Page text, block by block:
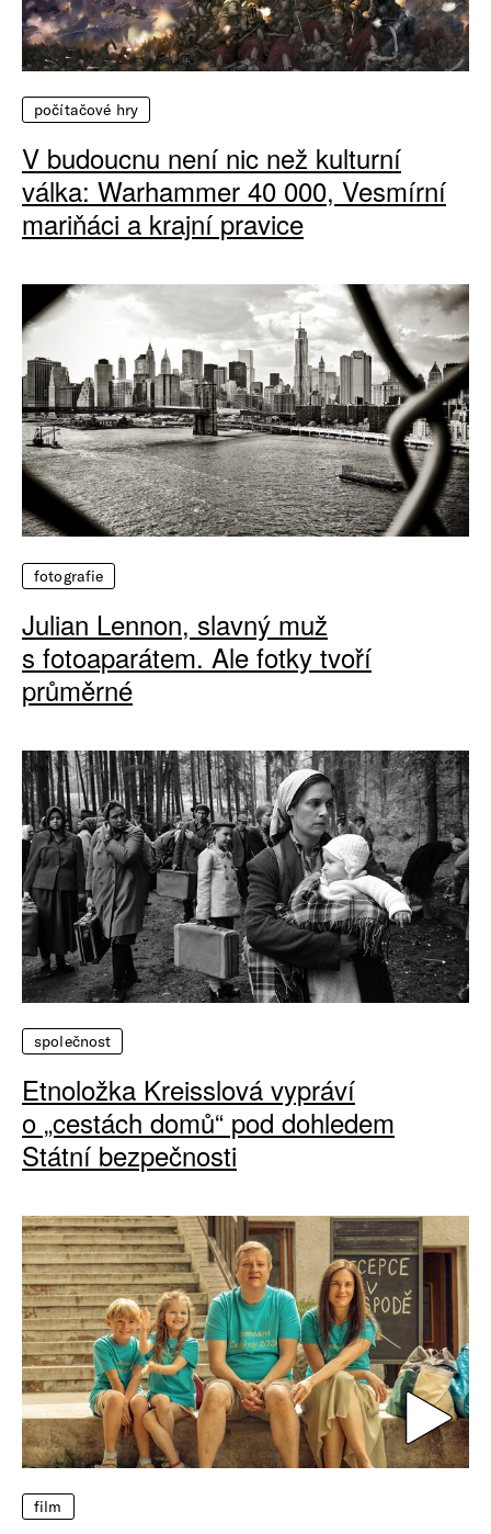
počítačové hry
V budoucnu není nic než kulturní
válka: Warhammer 40 000, Vesmírní
mariňáci a krajní pravice
fotografie
Julian Lennon, slavný muž
s fotoaparátem. Ale fotky tvoří
průměrné
společnost
Etnoložka Kreisslová vypráví
o „cestách domů“ pod dohledem
Státní bezpečnosti
film